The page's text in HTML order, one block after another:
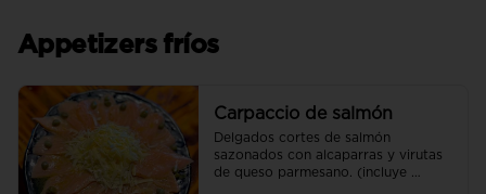
Appetizers fríos
Carpaccio de salmón
Delgados cortes de salmón
sazonados con alcaparras y virutas
de queso parmesano. (incluye